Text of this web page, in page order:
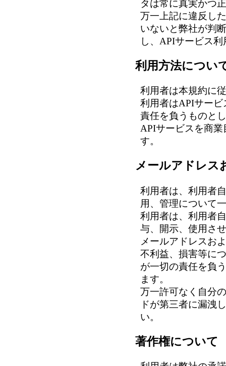
タは常に真実かつ
万一上記に違反し
いないと弊社が判
し、APIサービス
利用方法につい
利用者は本規約に
利用者はAPIサー
責任を負うものと
APIサービスを商
す。
メールアドレス
利用者は、利用者
用、管理について
利用者は、利用者
与、開示、使用さ
メールアドレスお
不利益、損害等に
が一切の責任を負
ます。
万一許可なく自分
ドが第三者に漏洩
い。
著作権について